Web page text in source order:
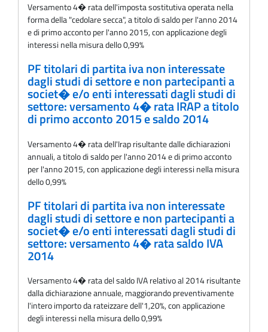
Versamento 4� rata dell'imposta sostitutiva operata nella
forma della "cedolare secca", a titolo di saldo per l'anno 2014
e di primo acconto per l'anno 2015, con applicazione degli
interessi nella misura dello 0,99%
PF titolari di partita iva non interessate
dagli studi di settore e non partecipanti a
societ� e/o enti interessati dagli studi di
settore: versamento 4� rata IRAP a titolo
di primo acconto 2015 e saldo 2014
Versamento 4� rata delI'Irap risultante dalle dichiarazioni
annuali, a titolo di saldo per l'anno 2014 e di primo acconto
per l'anno 2015, con applicazione degli interessi nella misura
dello 0,99%
PF titolari di partita iva non interessate
dagli studi di settore e non partecipanti a
societ� e/o enti interessati dagli studi di
settore: versamento 4� rata saldo IVA
2014
Versamento 4� rata del saldo IVA relativo al 2014 risultante
dalla dichiarazione annuale, maggiorando preventivamente
l'intero importo da rateizzare dell'1,20%, con applicazione
degli interessi nella misura dello 0,99%